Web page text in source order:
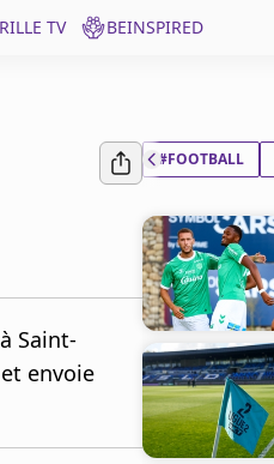
TV BEINSPIRED
Saint-
envoie
#FOOTBALL